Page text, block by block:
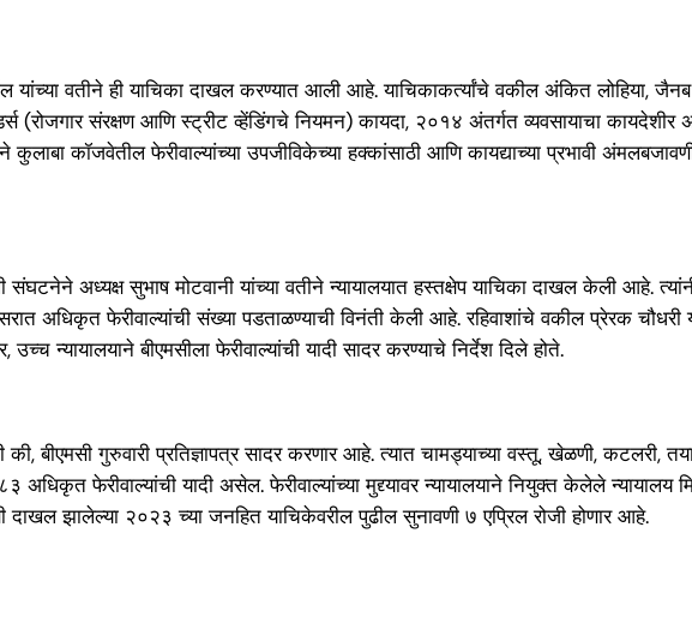
यांच्या वतीने ही याचिका दाखल करण्यात आली आहे. याचिकाकर्त्यांचे वकील अंकित लोहिया,
(रोजगार संरक्षण आणि स्ट्रीट व्हेंडिंगचे नियमन) कायदा, २०१४ अंतर्गत व्यवसायाचा कायदेशीर
कुलाबा कॉजवेतील फेरीवाल्यांच्या उपजीविकेच्या हक्कांसाठी आणि कायद्याच्या प्रभावी
अध्यक्ष सुभाष मोटवानी यांच्या वतीने न्यायालयात हस्तक्षेप याचिका दाखल केली आहे.
अधिकृत फेरीवाल्यांची संख्या पडताळण्याची विनंती केली आहे. रहिवाशांचे वकील प्रेरक
न्यायालयाने बीएमसीला फेरीवाल्यांची यादी सादर करण्याचे निर्देश दिले होते.
की, बीएमसी गुरुवारी प्रतिज्ञापत्र सादर करणार आहे. त्यात चामड्याच्या वस्तू, खेळणी, कटलरी,
अधिकृत फेरीवाल्यांची यादी असेल. फेरीवाल्यांच्या मुद्द्यावर न्यायालयाने नियुक्त केलेले
दाखल झालेल्या २०२३ च्या जनहित याचिकेवरील पुढील सुनावणी ७ एप्रिल रोजी होणार आहे.